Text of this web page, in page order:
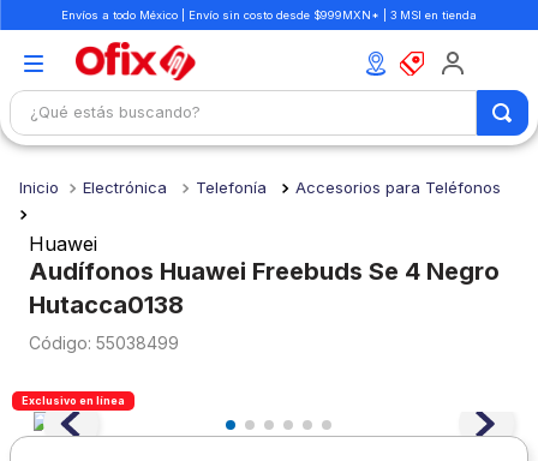
Envíos a todo México | Envío sin costo desde $999MXN* | 3 MSI en tienda
¿Qué estás buscando?
Electrónica Telefonía Accesorios para Teléfonos
Huawei
Audífonos Huawei Freebuds Se 4 Negro
Hutacca0138
: 55038499
Exclusivo en línea
1.
mochilas
2.
libretas
3.
cuaderno
6.
boligrafo